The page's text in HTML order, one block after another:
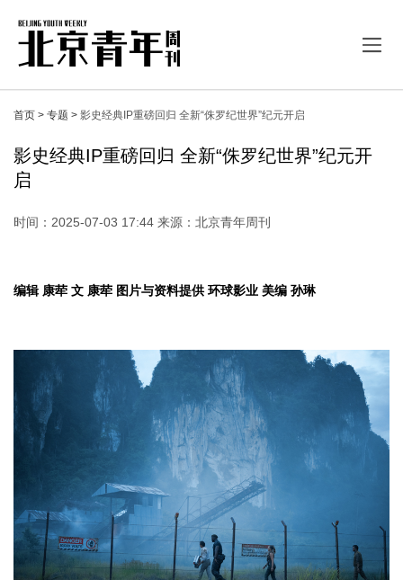
首页 > 专题 > 影史经典IP重磅回归 全新“侏罗纪世界”纪元开启
影史经典IP重磅回归 全新“侏罗纪世界”纪元开
启
时间：2025-07-03 17:44 来源：北京青年周刊
编辑 康荦 文 康荦 图片与资料提供 环球影业 美编 孙琳